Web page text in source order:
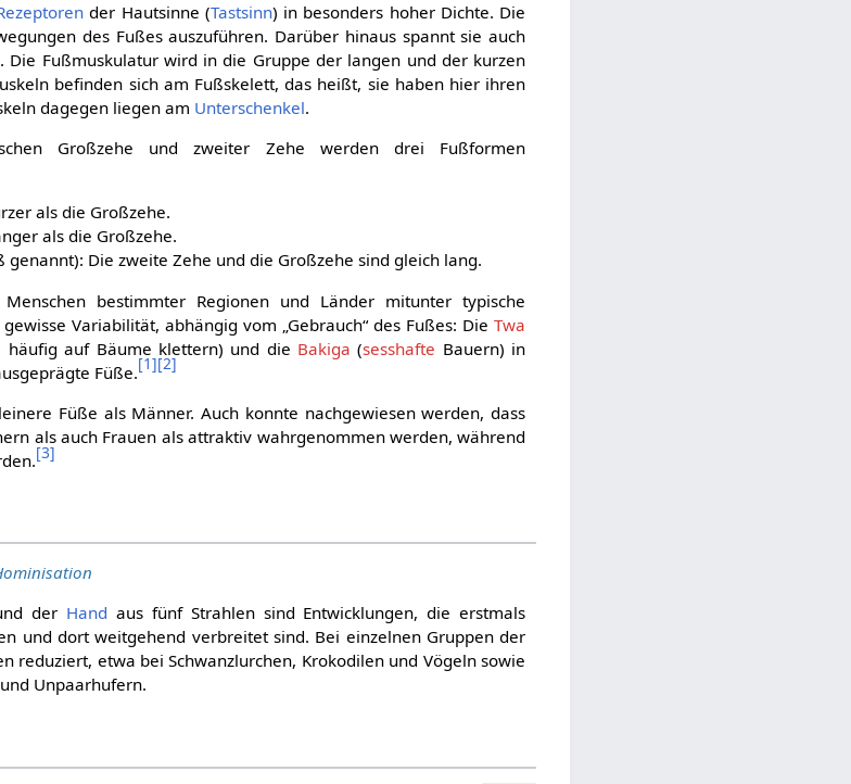
der Hautsinne (Tastsinn) in besonders hoher Dichte. Die
des Fußes auszuführen. Darüber hinaus spannt sie auch
Die Fußmuskulatur wird in die Gruppe der langen und der kurzen
befinden sich am Fußskelett, das heißt, sie haben hier ihren
dagegen liegen am Unterschenkel.
Großzehe und zweiter Zehe werden drei Fußformen
als die Großzehe.
als die Großzehe.
genannt): Die zweite Zehe und die Großzehe sind gleich lang.
bestimmter Regionen und Länder mitunter typische
Variabilität, abhängig vom „Gebrauch“ des Fußes: DieTwa
häufig auf Bäume klettern) und die Bakiga (sesshafte Bauern) in
Füße.[1][2]
Füße als Männer. Auch konnte nachgewiesen werden, dass
als auch Frauen als attraktiv wahrgenommen werden, während
[3]
der Hand aus fünf Strahlen sind Entwicklungen, die erstmals
und dort weitgehend verbreitet sind. Bei einzelnen Gruppen der
reduziert, etwa bei Schwanzlurchen, Krokodilen und Vögeln sowie
Unpaarhufern.